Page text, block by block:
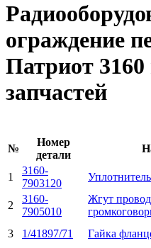
ограждение
Патриот 3160
запчастей
№
Номер
детали
1
3160-
7903120
2
3160-
7905010
Жгут
3
1/41897/71 Гайка